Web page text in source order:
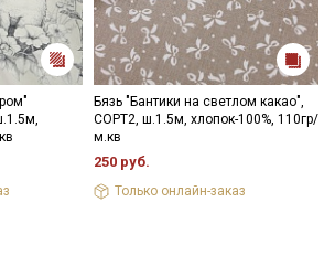
Бязь "Бантики на светлом какао",
СОРТ2, ш.1.5м, хлопок-100%, 110гр/
м.кв
250 руб.
Только онлайн-заказ